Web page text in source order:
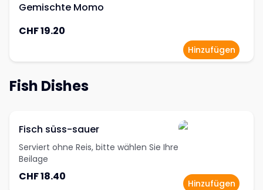
Gemischte Momo
CHF 19.20
Hinzufügen
Fish Dishes
Fisch süss-sauer
Serviert ohne Reis, bitte wählen Sie Ihre
Beilage
CHF 18.40
Hinzufügen